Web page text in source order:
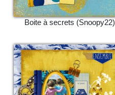
Boite à secrets (Snoopy22)